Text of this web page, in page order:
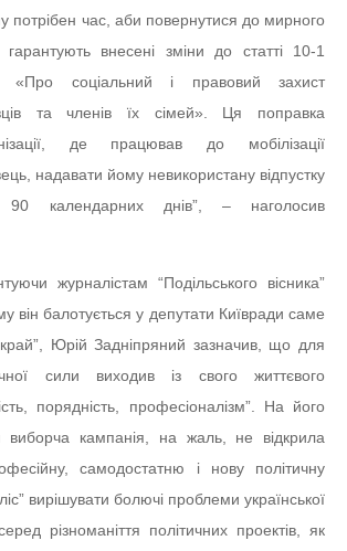
потрібен час, аби повернутися до мирного
внесені зміни до статті 10-1
«Про соціальний і правовий захист
та членів їх сімей». Ця поправка
де працював до мобілізації
надавати йому невикористану відпустку
90 календарних днів”, – наголосив
журналістам “Подільського вісника”
він балотується у депутати Київради саме
Юрій Задніпряний зазначив, що для
сили виходив із свого життєвого
порядність, професіоналізм”. На його
виборча кампанія, на жаль, не відкрила
самодостатню і нову політичну
вирішувати болючі проблеми української
різноманіття політичних проектів, як